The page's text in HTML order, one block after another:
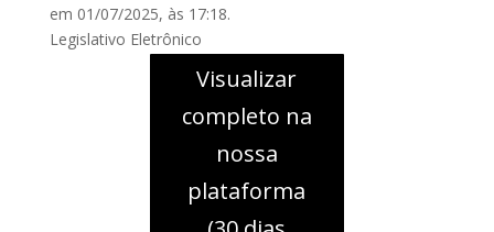
em 01/07/2025, às 17:18.
Legislativo Eletrônico
Visualizar
completo na
nossa
plataforma